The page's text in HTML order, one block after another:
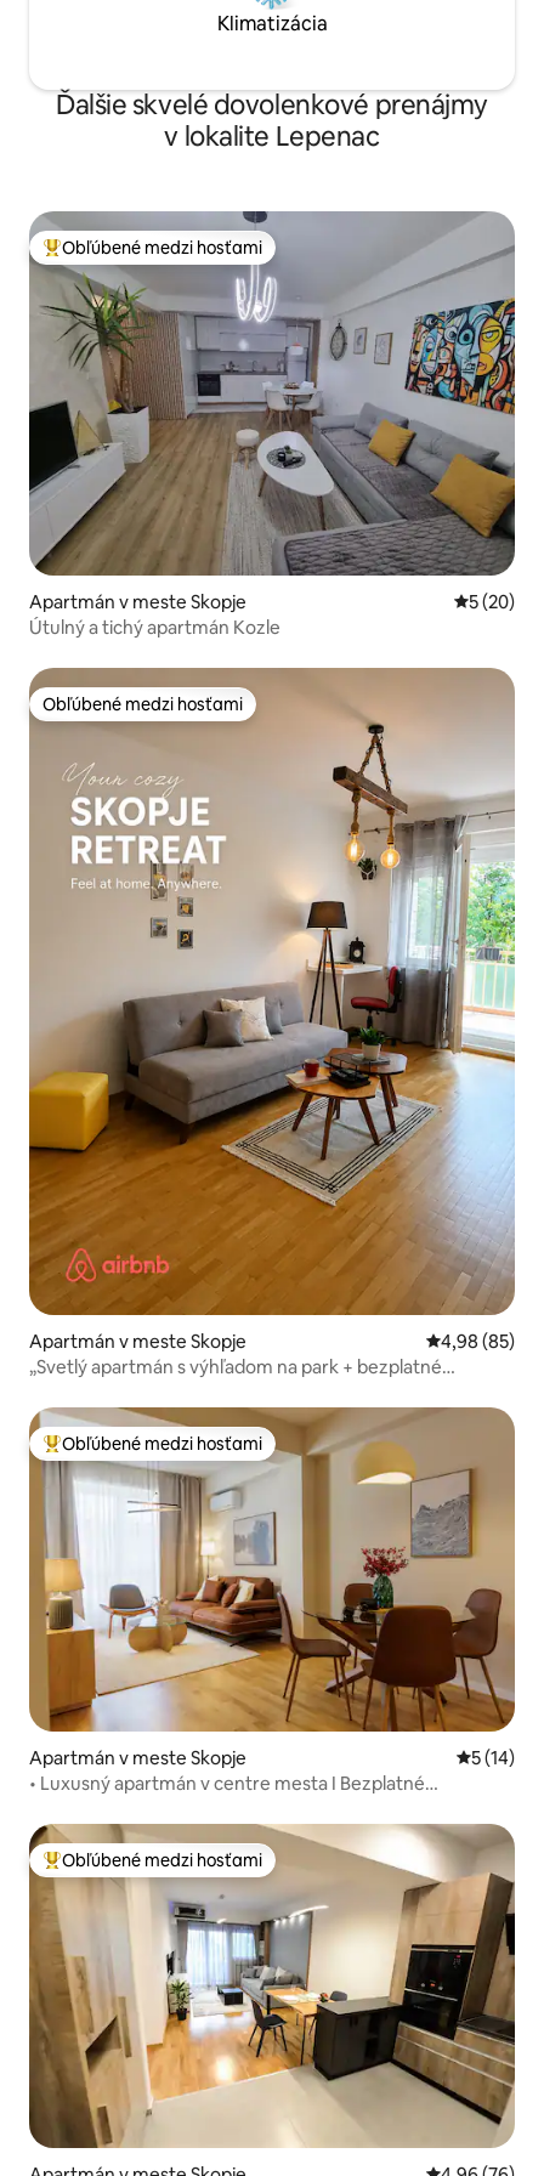
Klimatizácia
Ďalšie skvelé dovolenkové prenájmy
v lokalite Lepenac
Najobľúbenejšie medzi hosťami
Obľúbené medzi hosťami
Apartmán v meste Skopje
5 (20)
Útulný a tichý apartmán Kozle
Obľúbené medzi hosťami
Obľúbené medzi hosťami
Apartmán v meste Skopje Priemerné
4,98 (85)
„Svetlý apartmán s výhľadom na park + bezplatné
Najobľúbenejšie medzi hosťami
Obľúbené medzi hosťami
Apartmán v meste Skopje
5 (14)
• Luxusný apartmán v centre mesta I Bezplatné
Najobľúbenejšie medzi hosťami
Obľúbené medzi hosťami